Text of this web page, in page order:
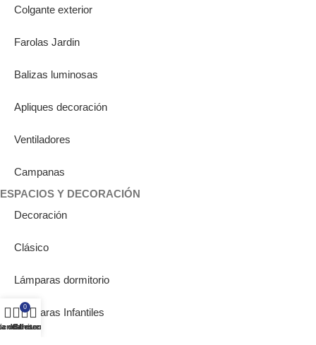
Colgante exterior
Farolas Jardin
Balizas luminosas
Apliques decoración
Ventiladores
Campanas
ESPACIOS Y DECORACIÓN
Decoración
Clásico
Lámparas dormitorio
Lámparas Infantiles
de deseos
0
Carrito
Mi cuenta